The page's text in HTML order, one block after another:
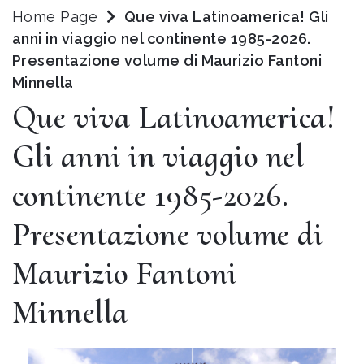
Home Page
Que viva Latinoamerica! Gli
anni in viaggio nel continente 1985-2026.
Presentazione volume di Maurizio Fantoni
Minnella
Que viva Latinoamerica!
Gli anni in viaggio nel
continente 1985-2026.
Presentazione volume di
Maurizio Fantoni
Minnella